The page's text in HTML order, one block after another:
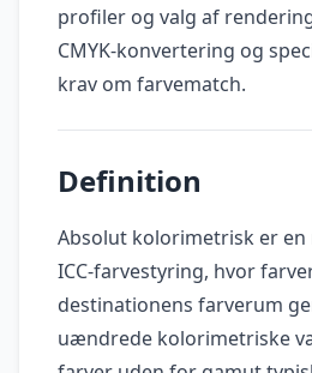
profiler og valg af
CMYK-konvertering og
krav om farvematch.
Definition
Absolut kolorimetrisk er
ICC-farvestyring, hvor
destinationens farverum
uændrede kolorimetriske